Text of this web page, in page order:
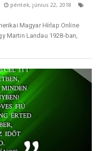
péntek, június 22, 2018
Magyar Hírlap Online
Martin Landau 1928-ban,